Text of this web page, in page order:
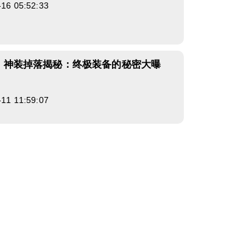
16 05:52:33
装掉落揭秘：终极装备的秘密大曝
11 11:59:07